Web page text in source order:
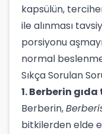
kapsülün,
ile alınması
porsiyonu
normal
Sıkça Sorulan
1. Berberin
Berberin,
bitkilerden elde